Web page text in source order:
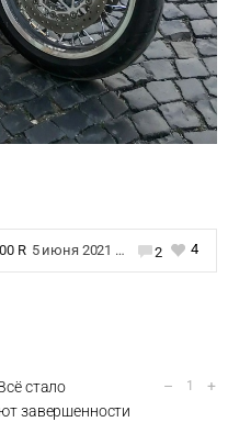
R 5 июня 2021 в 10:00 2 4
стало
завершенности
– 1 +